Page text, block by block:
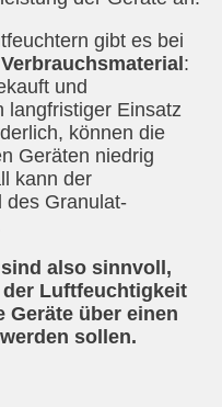
gibt es bei
:
und
langfristiger Einsatz
können die
Geräten niedrig
kann der
des Granulat-
also sinnvoll,
Luftfeuchtigkeit
Geräte über einen
sollen.